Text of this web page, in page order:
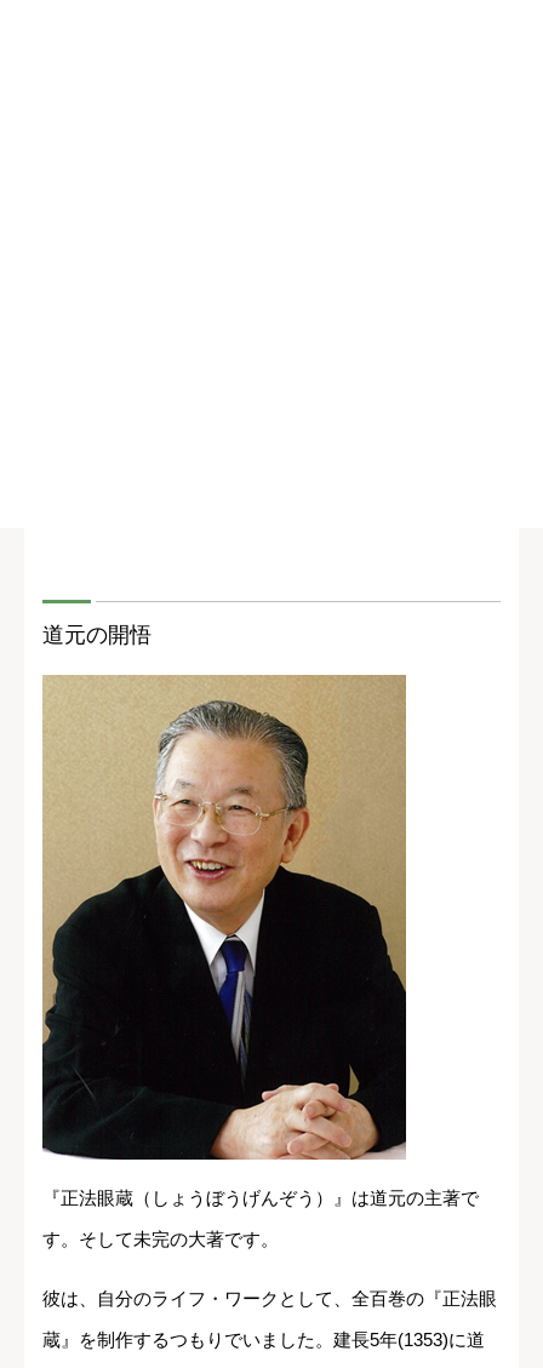
道元の開悟
『正法眼蔵（しょうぼうげんぞう）』は道元の主著で
す。そして未完の大著です。
彼は、自分のライフ・ワークとして、全百巻の『正法眼
蔵』を制作するつもりでいました。建長5年(1353)に道